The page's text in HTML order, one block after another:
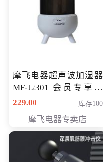
摩飞电器超声波加湿器
MF-J2301 会员专享价
168元
229.00 库存100
摩飞电器专卖店